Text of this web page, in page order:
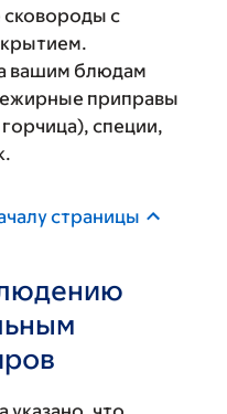
сковороды с
вашим блюдам
приправы
горчица), специи,
страницы